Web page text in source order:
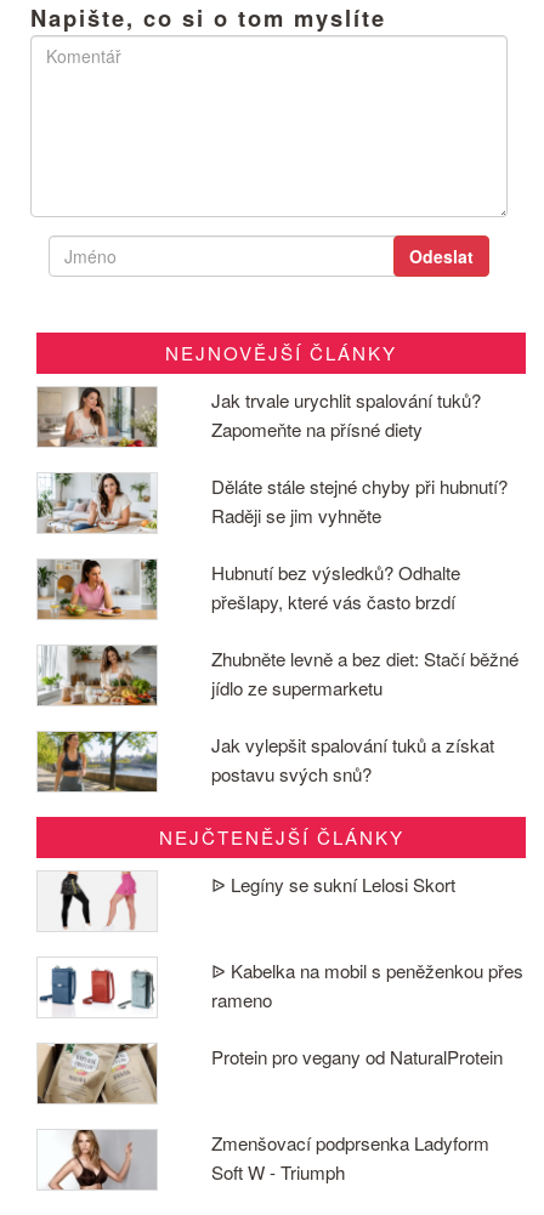
Napište, co si o tom myslíte
NEJNOVĚJŠÍ ČLÁNKY
Jak trvale urychlit spalování tuků?
Zapomeňte na přísné diety
Děláte stále stejné chyby při hubnutí?
Raději se jim vyhněte
Hubnutí bez výsledků? Odhalte
přešlapy, které vás často brzdí
Zhubněte levně a bez diet: Stačí běžné
jídlo ze supermarketu
Jak vylepšit spalování tuků a získat
postavu svých snů?
NEJČTENĚJŠÍ ČLÁNKY
ᐉ Legíny se sukní Lelosi Skort
ᐉ Kabelka na mobil s peněženkou přes
rameno
Protein pro vegany od NaturalProtein
Zmenšovací podprsenka Ladyform
Soft W - Triumph